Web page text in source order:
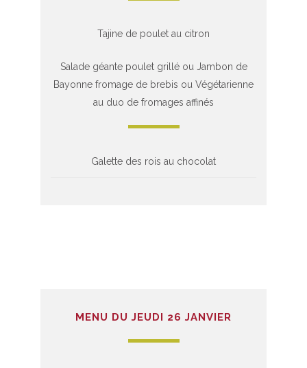
Tajine de poulet au citron
Salade géante poulet grillé ou Jambon de
Bayonne fromage de brebis ou Végétarienne
au duo de fromages affinés
Galette des rois au chocolat
MENU DU JEUDI 26 JANVIER